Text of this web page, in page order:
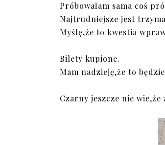
Próbowałam sama coś
Najtrudniejsze jest
Myślę,że to kwestia
Bilety kupione.
Mam nadzieję,że to
Czarny jeszcze nie